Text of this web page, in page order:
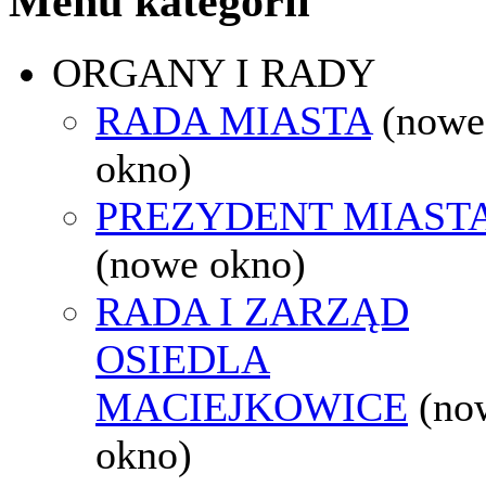
ORGANY I RADY
RADA MIASTA (nowe
okno)
PREZYDENT
(nowe okno)
RADA I ZARZĄD
OSIEDLA
MACIEJKOWICE
okno)